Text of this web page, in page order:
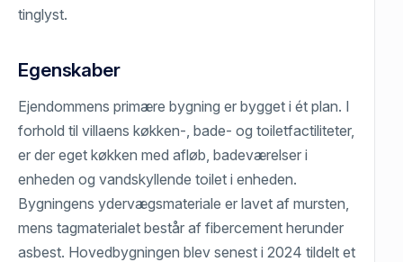
tinglyst.
Egenskaber
Ejendommens primære bygning er bygget i ét plan. I
forhold til villaens køkken-, bade- og toiletfactiliteter,
er der eget køkken med afløb, badeværelser i
enheden og vandskyllende toilet i enheden.
Bygningens ydervægsmateriale er lavet af mursten,
mens tagmaterialet består af fibercement herunder
asbest. Hovedbygningen blev senest i 2024 tildelt et